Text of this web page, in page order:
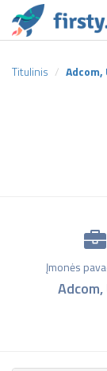
Titulinis Adcom,
Įmonės
Adcom,